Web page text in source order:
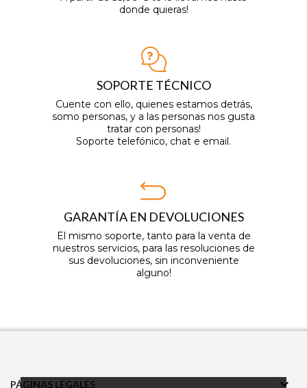
donde quieras!
SOPORTE TÉCNICO
Cuente con ello, quienes estamos detrás,
somo personas, y a las personas nos gusta
tratar con personas!
Soporte telefónico, chat e email.
GARANTÍA EN DEVOLUCIONES
El mismo soporte, tanto para la venta de
nuestros servicios, para las resoluciones de
sus devoluciones, sin inconveniente
alguno!
PÁGINAS LEGALES 